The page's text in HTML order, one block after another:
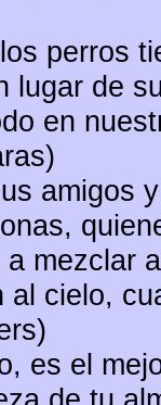
perros
lugar de
en
amigos
mezclar
cielo,
es el